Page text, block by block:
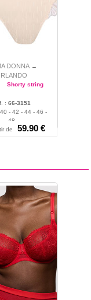
DONNA →
Shorty string
: 66-3151
- 42 - 44 - 46 -
48
de
59.90 €